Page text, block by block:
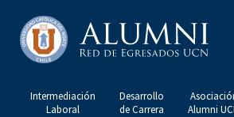
Intermediación
Laboral
Desarrollo
de Carrera
Alumni